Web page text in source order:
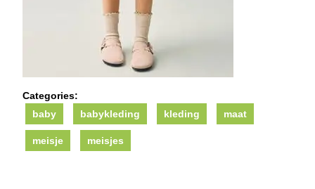
Categories:
baby
babykleding kleding maat
meisje meisjes